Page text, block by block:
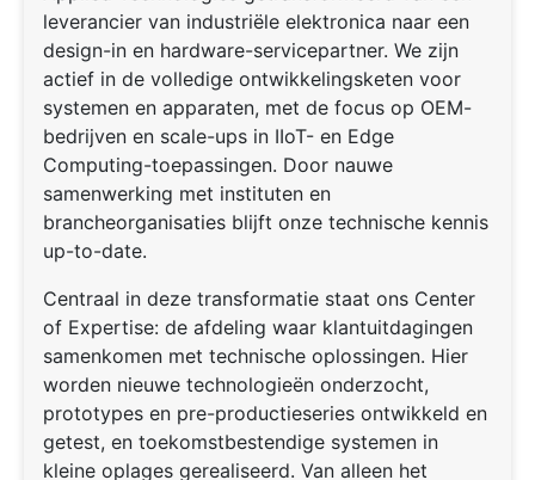
leverancier van industriële elektronica naar een
design-in en hardware-servicepartner. We zijn
actief in de volledige ontwikkelingsketen voor
systemen en apparaten, met de focus op OEM-
bedrijven en scale-ups in IIoT- en Edge
Computing-toepassingen. Door nauwe
samenwerking met instituten en
brancheorganisaties blijft onze technische kennis
up-to-date.
Centraal in deze transformatie staat ons Center
of Expertise: de afdeling waar klantuitdagingen
samenkomen met technische oplossingen. Hier
worden nieuwe technologieën onderzocht,
prototypes en pre-productieseries ontwikkeld en
getest, en toekomstbestendige systemen in
kleine oplages gerealiseerd. Van alleen het